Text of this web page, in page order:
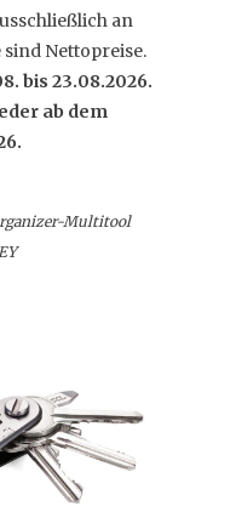
an
Nettopreise.
bis 23.08.2026.
ab dem
Multitool